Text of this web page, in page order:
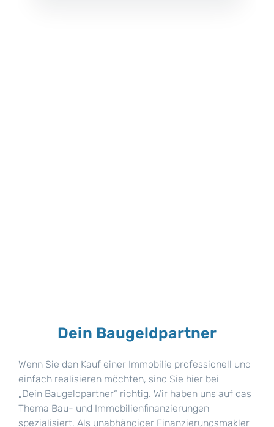
Dein Baugeldpartner
Wenn Sie den Kauf einer Immobilie professionell und
einfach realisieren möchten, sind Sie hier bei
„Dein Baugeldpartner“ richtig. Wir haben uns auf das
Thema Bau- und Immobilienfinanzierungen
spezialisiert. Als unabhängiger Finanzierungsmakler